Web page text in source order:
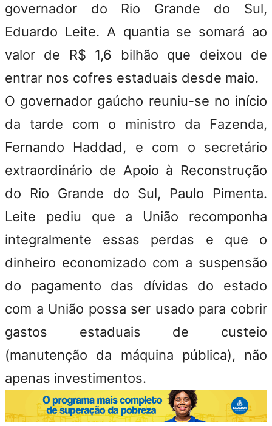
governador do Rio Grande do Sul,
Eduardo Leite. A quantia se somará ao
valor de R$ 1,6 bilhão que deixou de
entrar nos cofres estaduais desde maio.
O governador gaúcho reuniu-se no início
da tarde com o ministro da Fazenda,
Fernando Haddad, e com o secretário
extraordinário de Apoio à Reconstrução
do Rio Grande do Sul, Paulo Pimenta.
Leite pediu que a União recomponha
integralmente essas perdas e que o
dinheiro economizado com a suspensão
do pagamento das dívidas do estado
com a União possa ser usado para cobrir
gastos estaduais de custeio
(manutenção da máquina pública), não
apenas investimentos.